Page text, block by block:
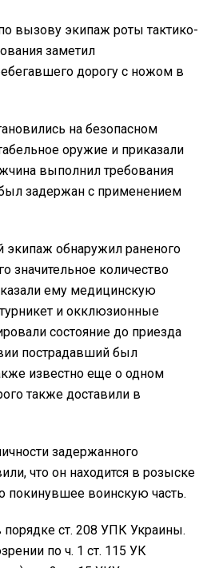
вызову экипаж роты тактико-
заметил
дорогу с ножом в
на безопасном
оружие и приказали
выполнил требования
задержан с применением
экипаж обнаружил раненого
значительное количество
ему медицинскую
и окклюзионные
состояние до приезда
пострадавший был
известно еще о одном
также доставили в
задержанного
что он находится в розыске
покинувшее воинскую часть.
ст. 208 УПК Украины.
по ч. 1 ст. 115 УК